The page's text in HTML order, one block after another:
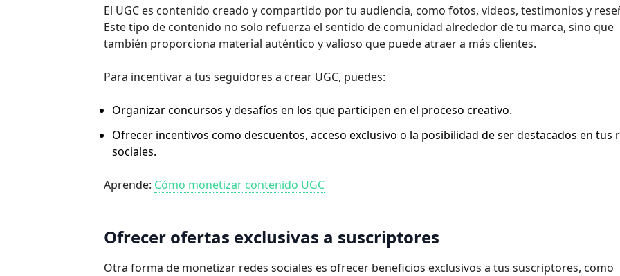
El UGC es contenido creado y compartido por tu audiencia, como fotos, videos, testimonios y
Este tipo de contenido no solo refuerza el sentido de comunidad alrededor de tu marca, sino que
también proporciona material auténtico y valioso que puede atraer a más clientes.
Para incentivar a tus seguidores a crear UGC, puedes:
Organizar concursos y desafíos en los que participen en el proceso creativo.
Ofrecer incentivos como descuentos, acceso exclusivo o la posibilidad de ser destacados en tus
sociales.
Aprende: Cómo monetizar contenido UGC
Ofrecer ofertas exclusivas a suscriptores
Otra forma de monetizar redes sociales es ofrecer beneficios exclusivos a tus suscriptores, como